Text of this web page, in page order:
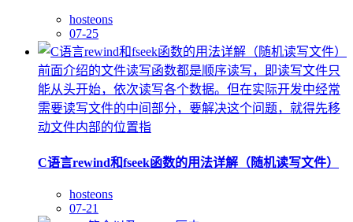
hosteons
07-25
前面介绍的文件读写函数都是顺序读写，即读写文件只
能从头开始，依次读写各个数据。但在实际开发中经常
需要读写文件的中间部分，要解决这个问题，就得先移
动文件内部的位置指
C语言rewind和fseek函数的用法详解（随机读写文件）
hosteons
07-21